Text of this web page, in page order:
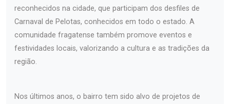
reconhecidos na cidade, que participam dos desfiles de
Carnaval de Pelotas, conhecidos em todo o estado. A
comunidade fragatense também promove eventos e
festividades locais, valorizando a cultura e as tradições da
região.
Nos últimos anos, o bairro tem sido alvo de projetos de